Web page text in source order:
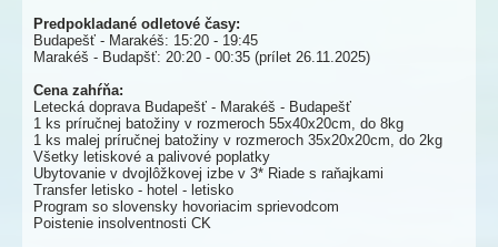
Predpokladané odletové časy:
Budapešť - Marakéš: 15:20 - 19:45
Marakéš - Budapšť: 20:20 - 00:35 (prílet 26.11.2025)
Cena zahŕňa:
Letecká doprava Budapešť - Marakéš - Budapešť
1 ks príručnej batožiny v rozmeroch 55x40x20cm, do 8kg
1 ks malej príručnej batožiny v rozmeroch 35x20x20cm, do 2kg
Všetky letiskové a palivové poplatky
Ubytovanie v dvojlôžkovej izbe v 3* Riade s raňajkami
Transfer letisko - hotel - letisko
Program so slovensky hovoriacim sprievodcom
Poistenie insolventnosti CK